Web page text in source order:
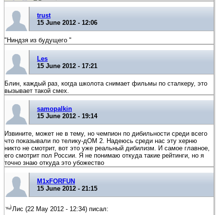
trust
15 June 2012 - 12:06
"Ниндзя из будущего "
Les
15 June 2012 - 17:21
Блин, каждый раз, когда школота снимает фильмы по сталкеру, это
вызывает такой смех.
samopalkin
15 June 2012 - 19:14
Извините, может не в тему, но чемпион по дибильности среди всего
что показывали по телику-дОМ 2. Надеюсь среди нас эту херню
никто не смотрит, вот это уже реальный дибилизм. И самое главное,
его смотрит пол России. Я не понимаю откуда такие рейтинги, но я
точно знаю откуда это убожество
M1xFORFUN
15 June 2012 - 21:15
Лис (22 May 2012 - 12:34) писал: